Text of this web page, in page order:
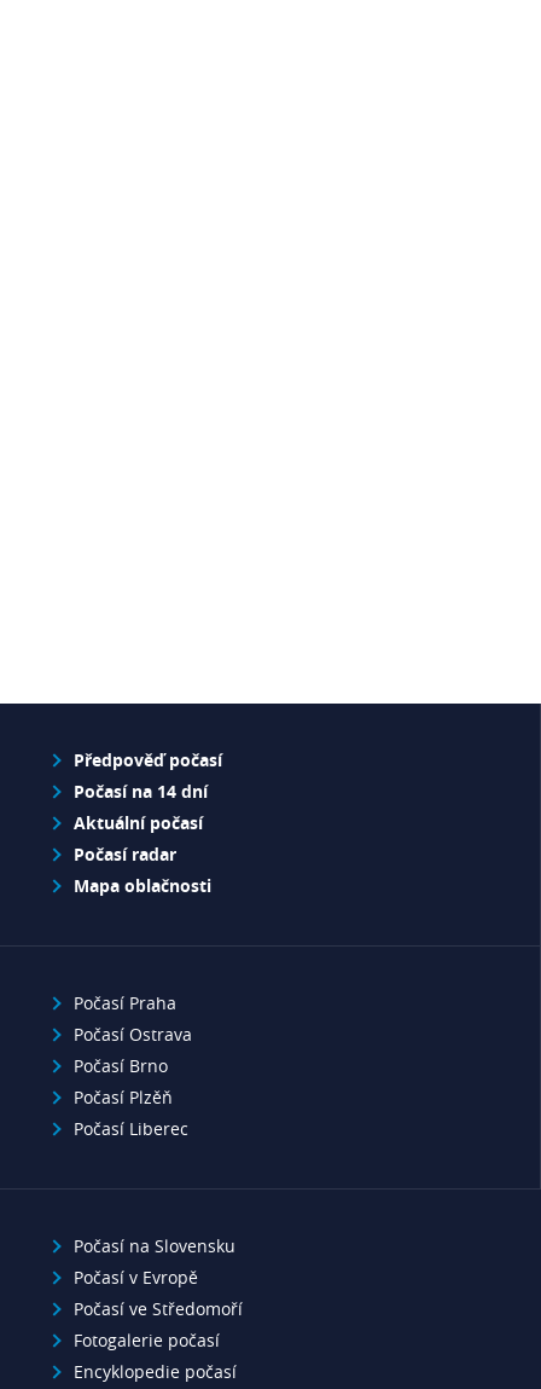
Předpověď počasí
Počasí na 14 dní
Aktuální počasí
Počasí radar
Mapa oblačnosti
Počasí Praha
Počasí Ostrava
Počasí Brno
Počasí Plzěň
Počasí Liberec
Počasí na Slovensku
Počasí v Evropě
Počasí ve Středomoří
Fotogalerie počasí
Encyklopedie počasí